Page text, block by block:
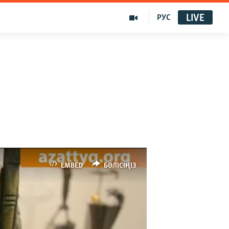
РУС LIVE
EMBED БӨЛІСІҢІЗ